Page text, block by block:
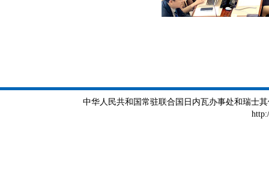
中华人民共和国常驻联合国日内瓦办事处和瑞士